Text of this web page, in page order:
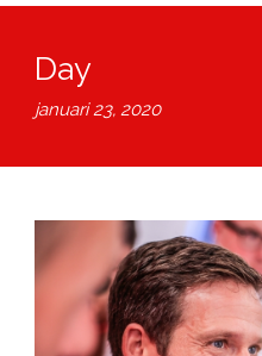
Day
januari 23, 2020